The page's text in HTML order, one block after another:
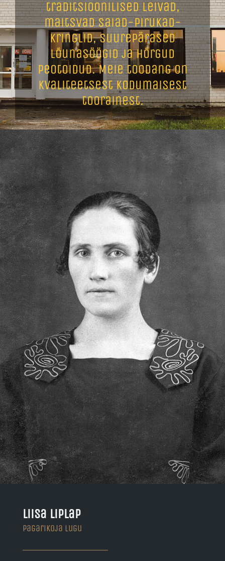
traditsioonilised leivad,
maitsvad saiad-pirukad-
kringlid, suurepärased
lõunasöögid ja hõrgud
peotoidud. Meie toodang on
kvaliteetsest kodumaisest
toorainest.
Liisa Liplap
Pagarikoja lugu